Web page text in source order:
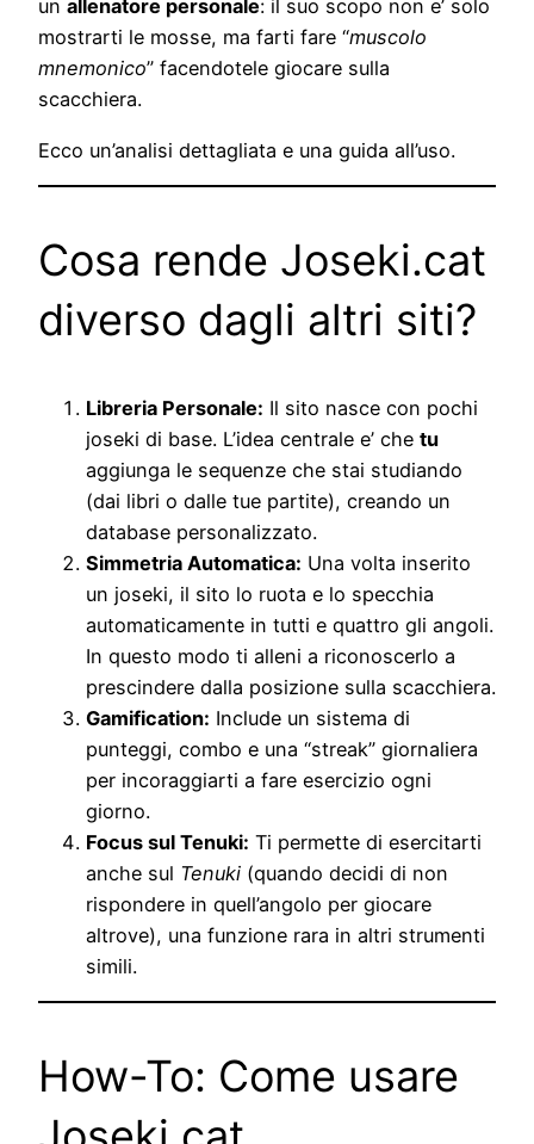
un allenatore personale: il suo scopo non e’ solo
mostrarti le mosse, ma farti fare “muscolo
mnemonico” facendotele giocare sulla
scacchiera.
Ecco un’analisi dettagliata e una guida all’uso.
Cosa rende Joseki.cat
diverso dagli altri siti?
Libreria Personale: Il sito nasce con pochi
joseki di base. L’idea centrale e’ che tu
aggiunga le sequenze che stai studiando
(dai libri o dalle tue partite), creando un
database personalizzato.
Simmetria Automatica: Una volta inserito
un joseki, il sito lo ruota e lo specchia
automaticamente in tutti e quattro gli angoli.
In questo modo ti alleni a riconoscerlo a
prescindere dalla posizione sulla scacchiera.
Gamification: Include un sistema di
punteggi, combo e una “streak” giornaliera
per incoraggiarti a fare esercizio ogni
giorno.
Focus sul Tenuki: Ti permette di esercitarti
anche sul Tenuki (quando decidi di non
rispondere in quell’angolo per giocare
altrove), una funzione rara in altri strumenti
simili.
How-To: Come usare